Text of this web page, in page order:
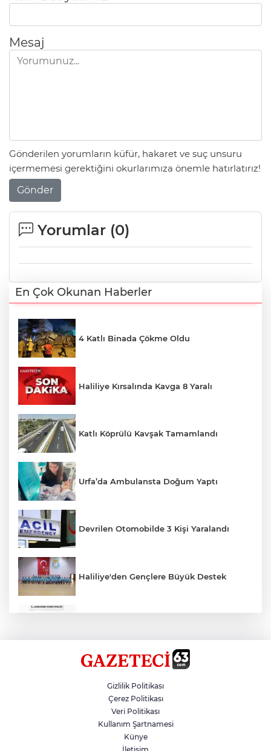
Mesaj
Gönderilen yorumların küfür, hakaret ve suç unsuru
içermemesi gerektiğini okurlarımıza önemle hatırlatırız!
Gönder
Yorumlar (0)
En Çok Okunan Haberler
4 Katlı Binada Çökme Oldu
Haliliye Kırsalında Kavga 8 Yaralı
Katlı Köprülü Kavşak Tamamlandı
Urfa’da Ambulansta Doğum Yaptı
Devrilen Otomobilde 3 Kişi Yaralandı
Haliliye'den Gençlere Büyük Destek
Hikmet Başak’tan Ulaşım Çalışması
Atatürk Bulvarında Asfalt Yenileniyor
Gizlilik Politikası
Çerez Politikası
Veri Politikası
Kullanım Şartnamesi
Künye